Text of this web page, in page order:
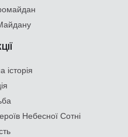
Небесної Сотні